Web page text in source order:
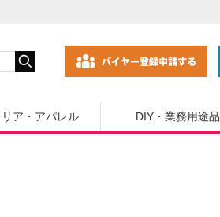
ア・アパレル DIY・業務用途品